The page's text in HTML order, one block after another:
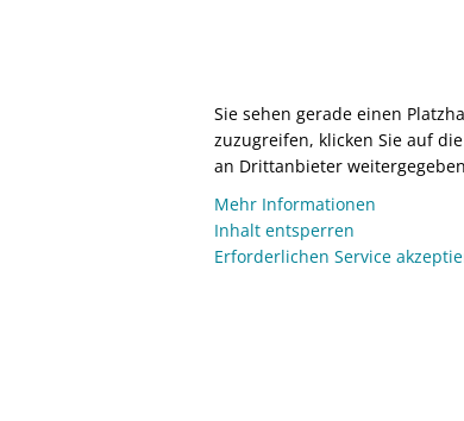
Sie sehen gerade einen
zuzugreifen, klicken Sie auf
an Drittanbieter
Mehr Informationen
Inhalt entsperren
Erforderlichen Service